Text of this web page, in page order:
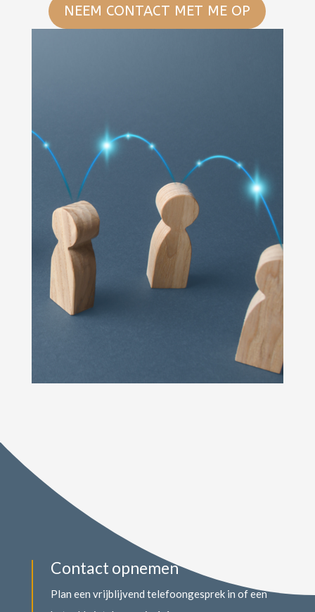
NEEM CONTACT MET ME OP
Contact opnemen
Plan een vrijblijvend telefoongesprek in of een